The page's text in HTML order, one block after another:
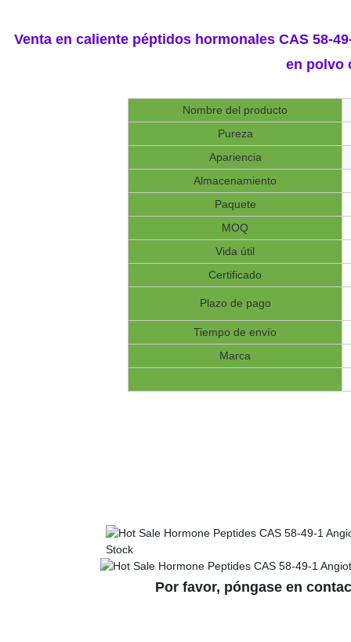
Venta en caliente péptidos hormonales CAS 58-
en polvo
Nombre del producto
Pureza
Apariencia
Almacenamiento
Paquete
MOQ
Vida útil
Certificado
Plazo de pago
Tiempo de envío
Marca
Por favor, póngase en